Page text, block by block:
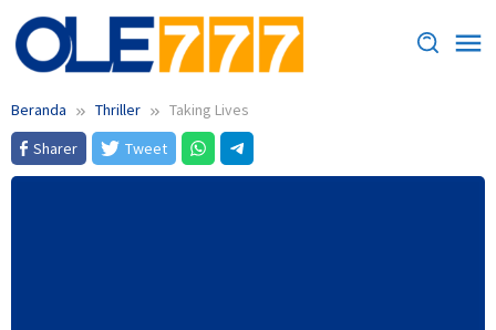
Loncat
ke
konten
Beranda Thriller
Taking Lives
Sharer
Tweet